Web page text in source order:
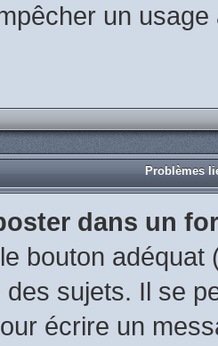
un
Problèmes
dans un
bouton
sujets. Il se
écrire un